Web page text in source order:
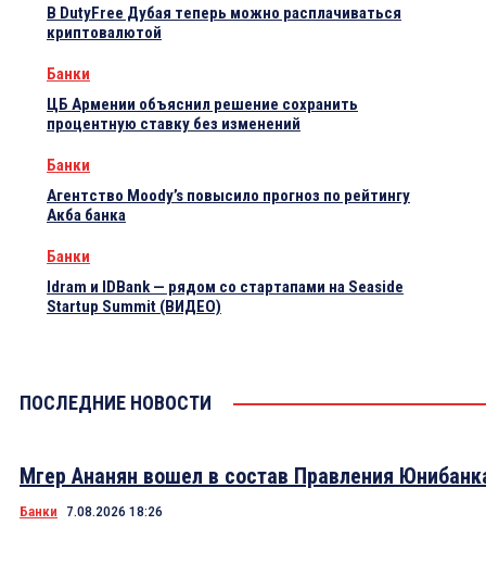
В DutyFree Дубая теперь можно расплачиваться
криптовалютой
Банки
ЦБ Армении объяснил решение сохранить
процентную ставку без изменений
Банки
Агентство Moody’s повысило прогноз по рейтингу
Акба банка
Банки
Idram и IDBank — рядом со стартапами на Seaside
Startup Summit (ВИДЕО)
ПОСЛЕДНИЕ НОВОСТИ
Мгер Ананян вошел в состав Правления
Банки 7.08.2026 18:26